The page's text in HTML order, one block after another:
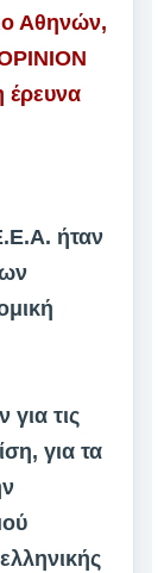
Αθηνών,
έρευνα
ήταν
για τις
για τα